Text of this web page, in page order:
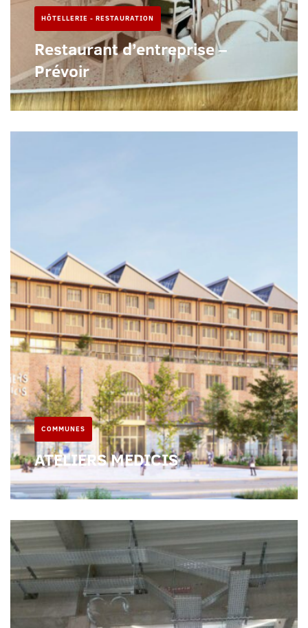
HÔTELLERIE - RESTAURATION
Restaurant d’entreprise –
Prévoir
COMMUNES
ATELIERS MEDICIS